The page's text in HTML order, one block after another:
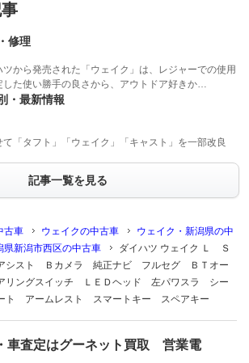
修理
ツから発売された「ウェイク」は、レジャーでの使用
した使い勝手の良さから、アウトドア好きか…
・最新情報
て「タフト」「ウェイク」「キャスト」を一部改良
記事一覧を見る
古車 ウェイクの中古車
ウェイク・新潟県の中
県新潟市西区の中古車
ダイハツ ウェイク Ｌ Ｓ
シスト Ｂカメラ 純正ナビ フルセグ ＢＴオー
ングスイッチ ＬＥＤヘッド 左パワスラ シー
ト アームレスト スマートキー スペアキー
車査定はグーネット買取 営業電